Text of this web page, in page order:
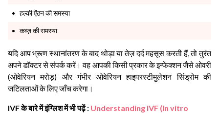
हल्की ऐंठन की समस्या
कब्ज़ की समस्या
यदि आप भ्रूण स्थानांतरण के बाद थोड़ा या तेज़ दर्द महसूस करती हैं, तो तुरंत
अपने डॉक्टर से संपर्क करें। वह आपकी किसी प्रकार के इन्फेक्शन जैसे ओवरी
(ओवेरियन मरोड़) और गंभीर ओवेरियन हाइपरस्टीमुलेशन सिंड्रोम की
जटिलताओं के लिए जाँच करेगा।
IVF के बारे में इंग्लिश में भी पढ़ें : Understanding IVF (In vitro